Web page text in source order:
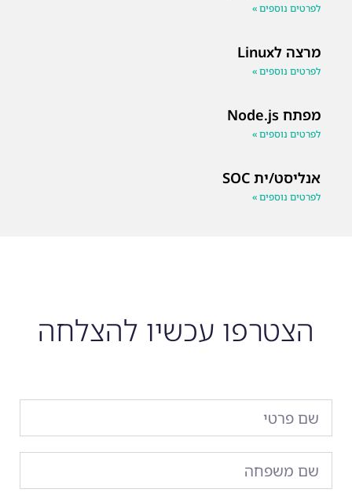
לפרטים נוספים »
מרצה לLinux
לפרטים נוספים »
מפתח Node.js
לפרטים נוספים »
אנליסט/ית SOC
לפרטים נוספים »
הצטרפו עכשיו להצלחה